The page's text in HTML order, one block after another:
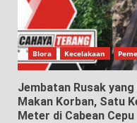
Blora Kecelakaan
Jembatan Rusak
Makan Korban, Satu
Meter di Cabean Cepu